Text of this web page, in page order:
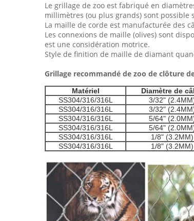
Le grillage de zoo est fabriqué en
millimètres (ou plus grands) sont possible
La maille de corde est manufacturée des
Les connexions de maille (olives) sont
est une considération motrice.
Style de finition de maille de diamant
Grillage recommandé de zoo de clôture
Matériel Diamètre de
SS304/316/316L
3/32"
SS304/316/316L
3/32"
SS304/316/316L
5/64"
SS304/316/316L
5/64"
SS304/316/316L
1/8" (3.2MM)
SS304/316/316L
1/8" (3.2MM)